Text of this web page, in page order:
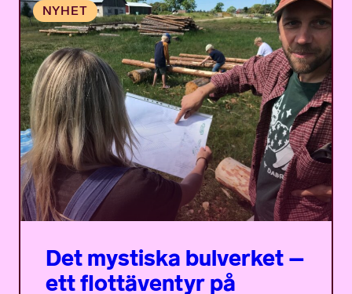
Det mystiska bulverket –
ett flottäventyr på